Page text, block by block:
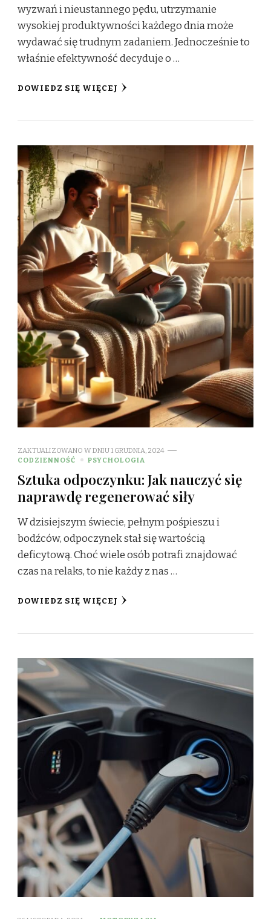
wyzwań i nieustannego pędu, utrzymanie
wysokiej produktywności każdego dnia może
wydawać się trudnym zadaniem. Jednocześnie to
właśnie efektywność decyduje o …
DOWIEDZ SIĘ WIĘCEJ
ZAKTUALIZOWANO W DNIU1 GRUDNIA, 2024
CODZIENNOŚĆ
PSYCHOLOGIA
Sztuka odpoczynku: Jak nauczyć się
naprawdę regenerować siły
W dzisiejszym świecie, pełnym pośpieszu i
bodźców, odpoczynek stał się wartością
deficytową. Choć wiele osób potrafi znajdować
czas na relaks, to nie każdy z nas …
DOWIEDZ SIĘ WIĘCEJ